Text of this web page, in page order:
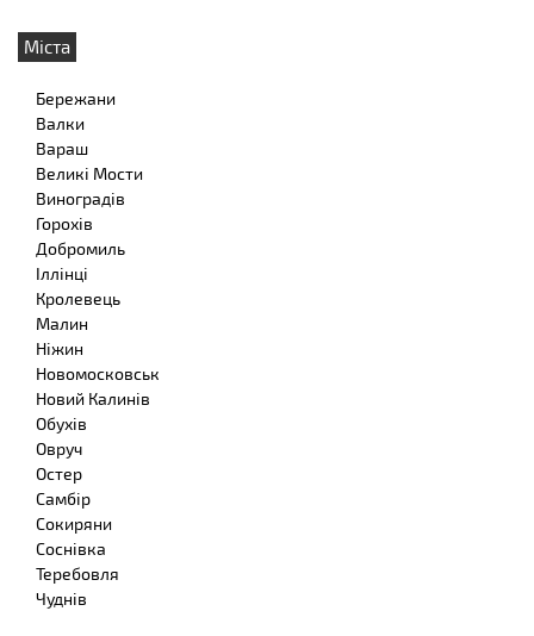
Міста
Бережани
Валки
Вараш
Великі Мости
Виноградів
Горохів
Добромиль
Іллінці
Кролевець
Малин
Ніжин
Новомосковськ
Новий Калинів
Обухів
Овруч
Остер
Самбір
Сокиряни
Соснівка
Теребовля
Чуднів